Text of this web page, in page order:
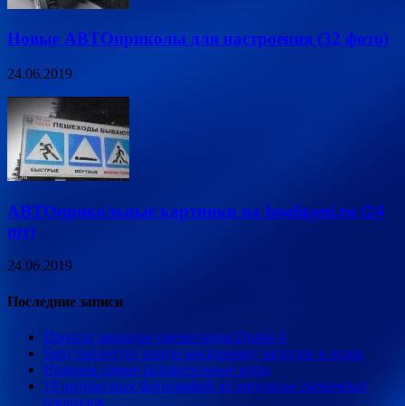
Новые АВТОприколы для настроения (32 фото)
24.06.2019
АВТОприкольные картинки на hooligani.ru (24
шт)
24.06.2019
Последние записи
Прошла закрытая презентация Diablo 4
Sony патентует новую маскировку загрузок в играх
Названы самые разорительные игры
19 интересных фотографий из закулисья съёмочных
площадок